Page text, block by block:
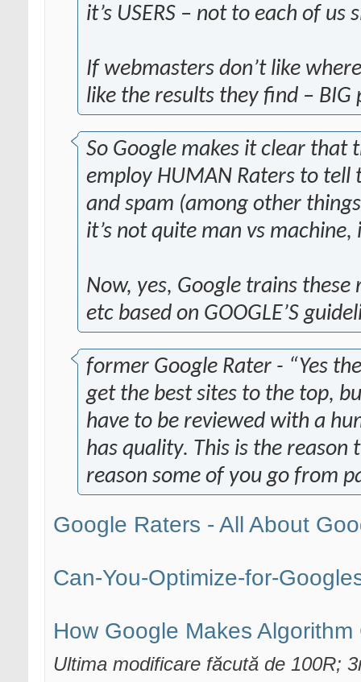
it’s USERS – not to each of us
If webmasters don’t like
like the results they find – BIG
So Google makes it clear that
employ HUMAN Raters to
and spam (among other
it’s not quite man vs machine,
Now, yes, Google trains
etc based on GOOGLE’S
former Google Rater - “Yes
get the best sites to the top,
have to be reviewed with a
has quality. This is the reason
reason some of you go from
Google Raters - All About
Can-You-Optimize-for-
How Google Makes
Ultima modificare făcută de 100R;